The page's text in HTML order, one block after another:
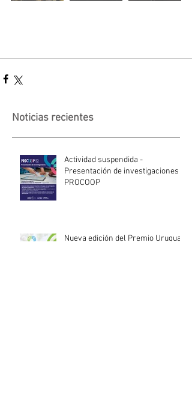
Noticias recientes
Actividad suspendida -
Presentación de investigaciones -
PROCOOP
Nueva edición del Premio Uruguay